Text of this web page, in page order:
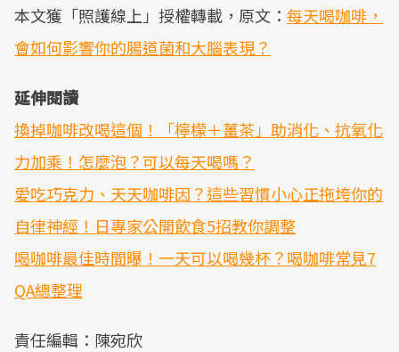
本文獲「照護線上」授權轉載，原文： 每天喝咖啡，
會如何影響你的腸道菌和大腦表現？
延伸閱讀
換掉咖啡改喝這個！「檸檬＋薑茶」助消化、抗氧化
力加乘！怎麼泡？可以每天喝嗎？
愛吃巧克力、天天咖啡因？這些習慣小心正拖垮你的
自律神經！日專家公開飲食5招教你調整
喝咖啡最佳時間曝！一天可以喝幾杯？喝咖啡常見7
QA總整理
責任編輯：陳宛欣